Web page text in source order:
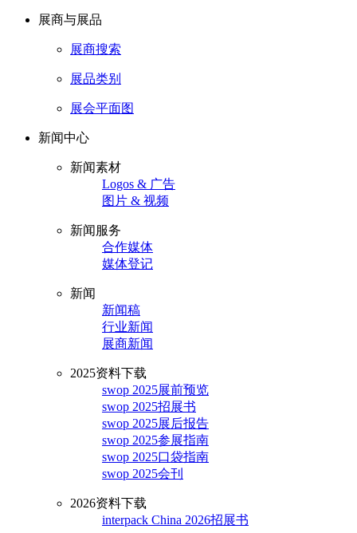
展商与展品
展商搜索
展品类别
展会平面图
新闻中心
新闻素材
Logos & 广告
图片 & 视频
新闻服务
合作媒体
媒体登记
新闻
新闻稿
行业新闻
展商新闻
2025资料下载
swop 2025展前预览
swop 2025招展书
swop 2025展后报告
swop 2025参展指南
swop 2025口袋指南
swop 2025会刊
2026资料下载
interpack China 2026招展书